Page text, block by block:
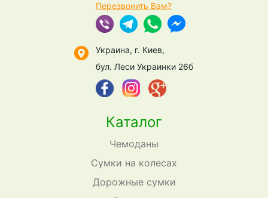
Каталог
Чемоданы
Сумки на колесах
Дорожные сумки
Перезвонить Вам?
Украина, г. Киев,
бул. Леси Украинки 26б